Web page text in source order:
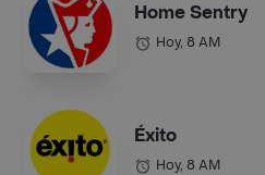
Home Sentry
Hoy, 8 AM
Éxito
Hoy, 8 AM